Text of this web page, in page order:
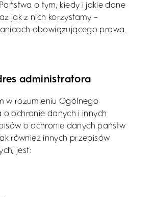
o tym, kiedy i jakie dane
jak z nich korzystamy –
obowiązującego prawa.
administratora
w rozumieniu Ogólnego
o ochronie danych i innych
o ochronie danych państw
również innych przepisów
jest: